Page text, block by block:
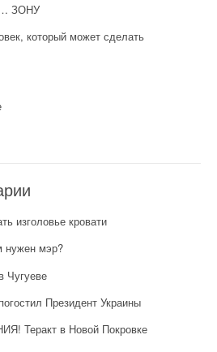
ЗОНУ
который может сделать
изголовье кровати
нужен мэр?
Чугуеве
Президент Украины
Теракт в Новой Покровке